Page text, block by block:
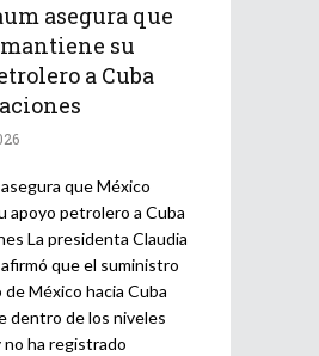
asegura que
su
a Cuba
que México
apoyo petrolero a Cuba
La presidenta Claudia
que el suministro
México hacia Cuba
dentro de los niveles
ha registrado